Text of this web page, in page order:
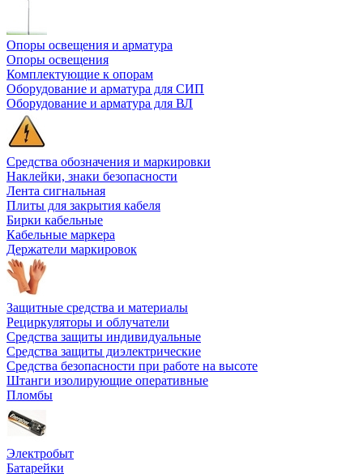
Опоры освещения и арматура
Опоры освещения
Комплектующие к опорам
Оборудование и арматура для СИП
Оборудование и арматура для ВЛ
Средства обозначения и маркировки
Наклейки, знаки безопасности
Лента сигнальная
Плиты для закрытия кабеля
Бирки кабельные
Кабельные маркера
Держатели маркировок
Защитные средства и материалы
Рециркуляторы и облучатели
Средства защиты индивидуальные
Средства защиты диэлектрические
Средства безопасности при работе на высоте
Штанги изолирующие оперативные
Пломбы
Электробыт
Батарейки